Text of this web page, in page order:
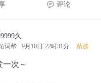
评论
久
词帮 9月10日 22时31分 精选
一次～